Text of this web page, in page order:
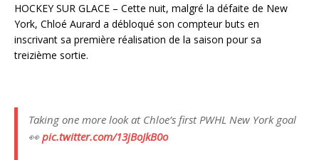
HOCKEY SUR GLACE – Cette nuit, malgré la défaite de New
York, Chloé Aurard a débloqué son compteur buts en
inscrivant sa première réalisation de la saison pour sa
treizième sortie.
Taking one more look at Chloe’s first PWHL New York goal
👀pic.twitter.com/13jBoJkB0o